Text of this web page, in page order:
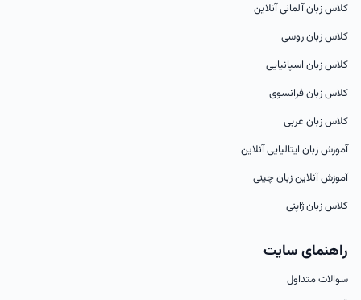
کلاس زبان آلمانی آنلاین
کلاس زبان روسی
کلاس زبان اسپانیایی
کلاس زبان فرانسوی
کلاس زبان عربی
آموزش زبان ایتالیایی آنلاین
آموزش آنلاین زبان چینی
کلاس زبان ژاپنی
راهنمای سایت
سوالات متداول